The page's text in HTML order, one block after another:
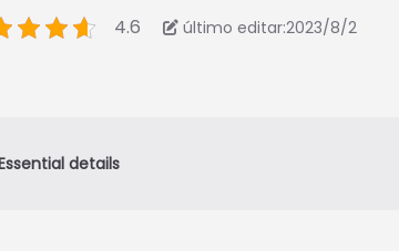
4.6 último editar:2023/8/2